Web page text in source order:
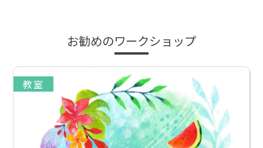
お勧めのワークショップ
教室